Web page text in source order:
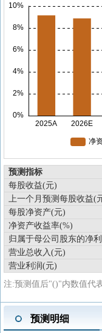
预测指标
每股收益(元)
上一个月预测每股收益(
每股净资产(元)
净资产收益率(%)
归属于母公司股东的净
营业总收入(元)
营业利润(元)
注:预测值后"()"内数值代
预测明细